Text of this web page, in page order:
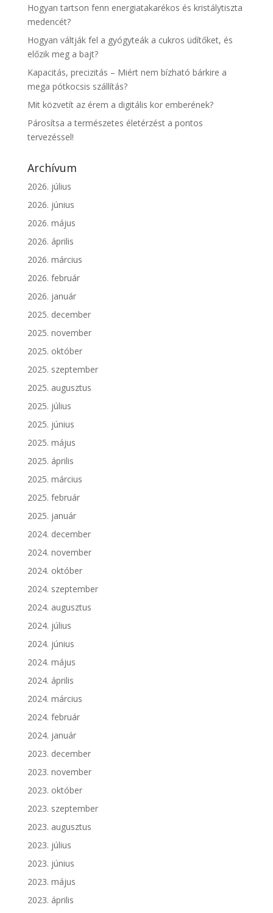
Hogyan tartson fenn energiatakarékos és kristálytiszta
medencét?
Hogyan váltják fel a gyógyteák a cukros üdítőket, és
előzik meg a bajt?
Kapacitás, precizitás – Miért nem bízható bárkire a
mega pótkocsis szállítás?
Mit közvetít az érem a digitális kor emberének?
Párosítsa a természetes életérzést a pontos
tervezéssel!
Archívum
2026. július
2026. június
2026. május
2026. április
2026. március
2026. február
2026. január
2025. december
2025. november
2025. október
2025. szeptember
2025. augusztus
2025. július
2025. június
2025. május
2025. április
2025. március
2025. február
2025. január
2024. december
2024. november
2024. október
2024. szeptember
2024. augusztus
2024. július
2024. június
2024. május
2024. április
2024. március
2024. február
2024. január
2023. december
2023. november
2023. október
2023. szeptember
2023. augusztus
2023. július
2023. június
2023. május
2023. április